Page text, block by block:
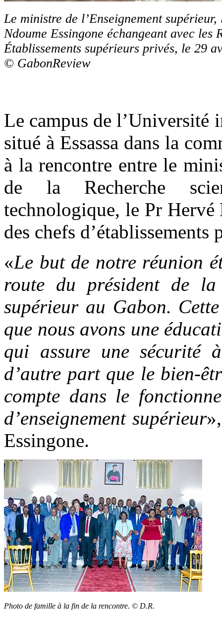
Le ministre de l’Enseignement
Ndoume Essingone échangeant avec les
Établissements supérieurs privés, le 29
© GabonReview
Le campus de
situé à Essassa dans la
à la rencontre entre le
de la Recherche
technologique, le Pr Hervé
des chefs
«Le but de notre réunion
route du président de la
supérieur au Gabon.
que nous avons une
qui assure une sécurité
d’autre part que le bien-
compte dans le
d’enseignement supérieur
Essingone.
Photo de famille à la fin de la rencontre. © D.R.